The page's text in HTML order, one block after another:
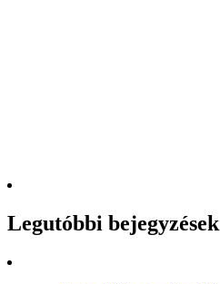
Legutóbbi bejegyzések